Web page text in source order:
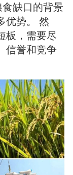
缺口的背景
优势。 然
板，需要尽
信誉和竞争